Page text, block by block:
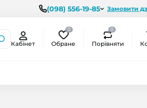
(098) 556-19-85 Замовити
Кабінет
0
Обране
0
Порівняти